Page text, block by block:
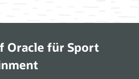
Oracle für Sport